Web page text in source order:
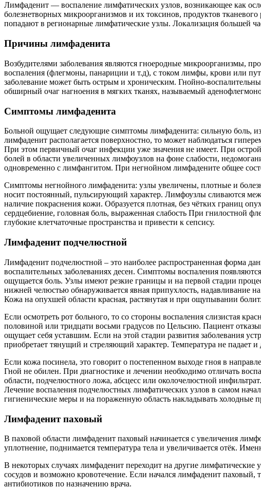
Лимфаденит — воспаление лимфатических узлов, возникающее как
болезнетворных микроорганизмов и их токсинов, продуктов
попадают в регионарные лимфатические узлы. Локализация большей
Причины лимфаденита
Возбудителями заболевания являются гноеродные микроорганизмы,
воспаления (флегмоны, панариции и т.д), с током лимфы, крови или
заболевание может быть острым и хроническим. Гнойно-
обширный очаг нагноения в мягких тканях, называемый
Симптомы лимфаденита
Больной ощущает следующие симптомы лимфаденита: сильную боль,
лимфаденит располагается поверхностно, то может наблюдаться
При этом первичный очаг инфекции уже значения не имеет. При
болей в области увеличенных лимфоузлов на фоне слабости,
одновременно с лимфангитом. При негнойном лимфадените общее
Симптомы негнойного лимфаденита: узлы увеличены, плотные и
носит постоянный, пульсирующий характер. Лимфоузлы сливаются
наличие покраснения кожи. Образуется плотная, без чётких границ
сердцебиение, головная боль, выраженная слабость При гнилостной
глубокие клетчаточные пространства и привести к сепсису.
Лимфаденит подчелюстной
Лимфаденит подчелюстной – это наиболее распространенная форма
воспалительных заболеваниях десен. Симптомы воспаления
ощущается боль. Узлы имеют резкие границы и на первой стадии
нижней челюстью обнаруживается явная припухлость, надавливание
Кожа на опухшей области красная, растянутая и при ощупывании
Если осмотреть рот больного, то со стороны воспаления слизистая
половиной или тридцати восьми градусов по Цельсию. Пациент
ощущает себя уставшим. Если на этой стадии развития заболевания
приобретает тянущий и стреляющий характер. Температура не падает
Если кожа посинела, это говорит о постепенном выходе гноя в
Гной не обилен. При диагностике и лечении необходимо отличать
области, подчелюстного ложа, абсцесс или околочелюстной
Лечение воспаления подчелюстных лимфатических узлов в самом
гигиенические меры и на пораженную область накладывать холодные
Лимфаденит паховый
В паховой области лимфаденит паховый начинается с увеличения
уплотнение, поднимается температура тела и увеличивается отёк.
В некоторых случаях лимфаденит переходит на другие
сосудов и возможно кровотечение. Если начался лимфаденит
антибиотиков по назначению врача.